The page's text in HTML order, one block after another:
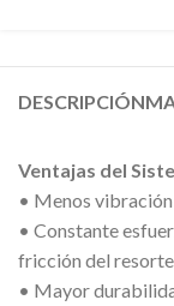
DESCRIPCIÓN
Ventajas del
• Menos
• Constante
fricción del
• Mayor